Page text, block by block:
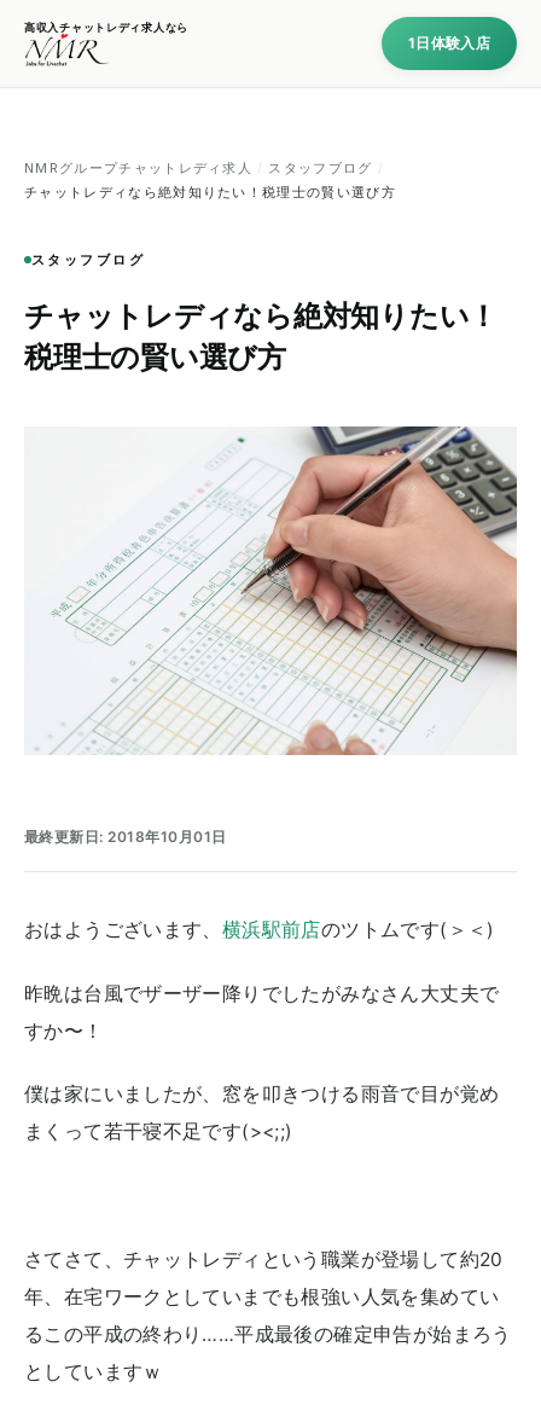
高収入チャットレディ求人なら
1日体験入店
NMRグループチャットレディ求人 / スタッフブログ /
チャットレディなら絶対知りたい！税理士の賢い選び方
スタッフブログ
チャットレディなら絶対知りたい！
税理士の賢い選び方
最終更新日: 2018年10月01日
おはようございます、 横浜駅前店のツトムです(＞＜)
昨晩は台風でザーザー降りでしたがみなさん大丈夫で
すか〜！
僕は家にいましたが、窓を叩きつける雨音で目が覚め
まくって若干寝不足です(><;;)
さてさて、チャットレディという職業が登場して約20
年、在宅ワークとしていまでも根強い人気を集めてい
るこの平成の終わり……平成最後の確定申告が始まろう
としていますｗ